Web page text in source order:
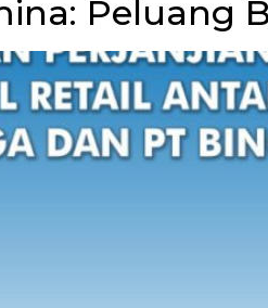
Peluang